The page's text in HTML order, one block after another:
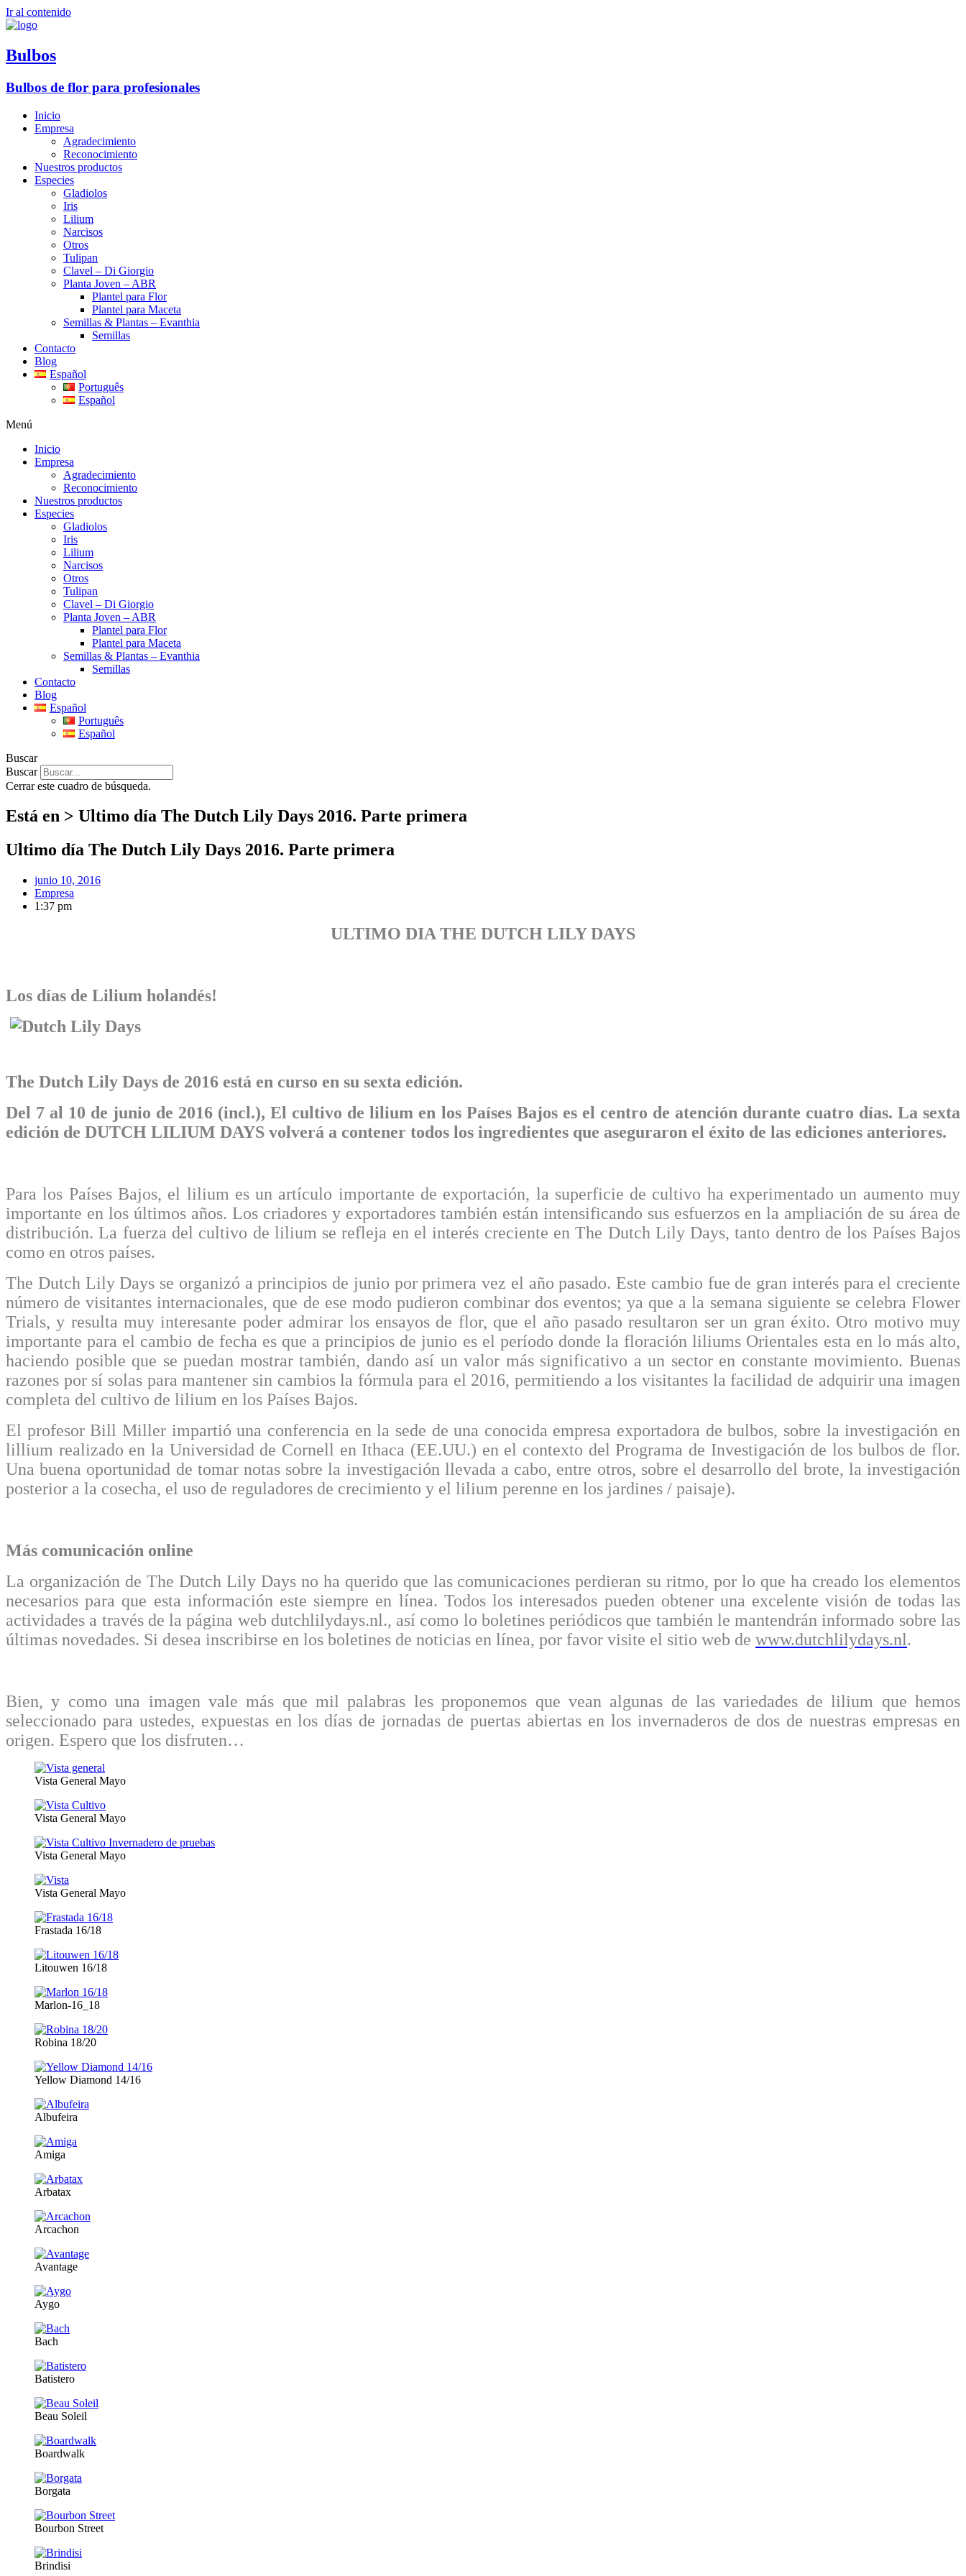
Ir al contenido
Bulbos
Bulbos de flor para profesionales
Inicio
Empresa
Agradecimiento
Reconocimiento
Nuestros productos
Especies
Gladiolos
Iris
Lilium
Narcisos
Otros
Tulipan
Clavel – Di Giorgio
Planta Joven – ABR
Plantel para Flor
Plantel para Maceta
Semillas & Plantas – Evanthia
Semillas
Contacto
Blog
Español
Português
Español
Menú
Inicio
Empresa
Agradecimiento
Reconocimiento
Nuestros productos
Especies
Gladiolos
Iris
Lilium
Narcisos
Otros
Tulipan
Clavel – Di Giorgio
Planta Joven – ABR
Plantel para Flor
Plantel para Maceta
Semillas & Plantas – Evanthia
Semillas
Contacto
Blog
Español
Português
Español
Buscar
Buscar
Cerrar este cuadro de búsqueda.
Está en > Ultimo día The Dutch Lily Days 2016. Parte primera
Ultimo día The Dutch Lily Days 2016. Parte primera
junio 10, 2016
Empresa
1:37 pm
ULTIMO DIA THE DUTCH LILY DAYS
Los días de Lilium holandés!
The Dutch Lily Days de 2016 está en curso en su sexta edición.
Del 7 al 10 de junio de 2016 (incl.), El cultivo de lilium en los Países Bajos es el centro de atención durante cuatro días. La sexta
edición de DUTCH LILIUM DAYS volverá a contener todos los ingredientes que aseguraron el éxito de las ediciones anteriores.
Para los Países Bajos, el lilium es un artículo importante de exportación, la superficie de cultivo ha experimentado un aumento muy
importante en los últimos años. Los criadores y exportadores también están intensificando sus esfuerzos en la ampliación de su área de
distribución. La fuerza del cultivo de lilium se refleja en el interés creciente en The Dutch Lily Days, tanto dentro de los Países Bajos
como en otros países.
The Dutch Lily Days se organizó a principios de junio por primera vez el año pasado. Este cambio fue de gran interés para el creciente
número de visitantes internacionales, que de ese modo pudieron combinar dos eventos; ya que a la semana siguiente se celebra Flower
Trials, y resulta muy interesante poder admirar los ensayos de flor, que el año pasado resultaron ser un gran éxito. Otro motivo muy
importante para el cambio de fecha es que a principios de junio es el período donde la floración liliums Orientales esta en lo más alto,
haciendo posible que se puedan mostrar también, dando así un valor más significativo a un sector en constante movimiento. Buenas
razones por sí solas para mantener sin cambios la fórmula para el 2016, permitiendo a los visitantes la facilidad de adquirir una imagen
completa del cultivo de lilium en los Países Bajos.
El profesor Bill Miller impartió una conferencia en la sede de una conocida empresa exportadora de bulbos, sobre la investigación en
lillium realizado en la Universidad de Cornell en Ithaca (EE.UU.) en el contexto del Programa de Investigación de los bulbos de flor.
Una buena oportunidad de tomar notas sobre la investigación llevada a cabo, entre otros, sobre el desarrollo del brote, la investigación
posterior a la cosecha, el uso de reguladores de crecimiento y el lilium perenne en los jardines / paisaje).
Más comunicación online
La organización de The Dutch Lily Days no ha querido que las comunicaciones perdieran su ritmo, por lo que ha creado los elementos
necesarios para que esta información este siempre en línea. Todos los interesados pueden obtener una excelente visión de todas las
actividades a través de la página web dutchlilydays.nl., así como lo boletines periódicos que también le mantendrán informado sobre las
últimas novedades. Si desea inscribirse en los boletines de noticias en línea, por favor visite el sitio web de www.dutchlilydays.nl.
Bien, y como una imagen vale más que mil palabras les proponemos que vean algunas de las variedades de lilium que hemos
seleccionado para ustedes, expuestas en los días de jornadas de puertas abiertas en los invernaderos de dos de nuestras empresas en
origen. Espero que los disfruten…
Vista General Mayo
Vista General Mayo
Vista General Mayo
Vista General Mayo
Frastada 16/18
Litouwen 16/18
Marlon-16_18
Robina 18/20
Yellow Diamond 14/16
Albufeira
Amiga
Arbatax
Arcachon
Avantage
Aygo
Bach
Batistero
Beau Soleil
Boardwalk
Borgata
Bourbon Street
Brindisi